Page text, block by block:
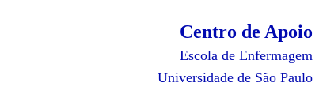
Centro de Apoio
Escola de Enfermagem
Universidade de São Paulo